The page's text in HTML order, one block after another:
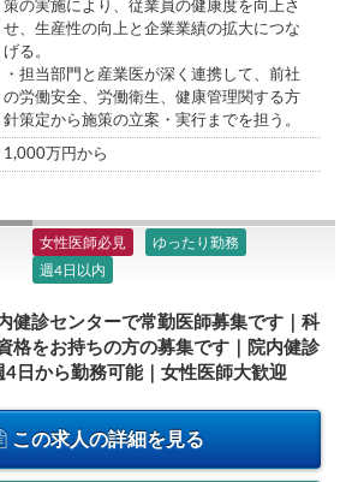
策の実施により、従業員の健康度を向上さ
せ、生産性の向上と企業業績の拡大につな
げる。
・担当部門と産業医が深く連携して、前社
の労働安全、労働衛生、健康管理関する方
針策定から施策の立案・実行までを担う。
1,000万円から
女性医師必見
ゆったり勤務
週4日以内
健診センターで常勤医師募集です｜科
格をお持ちの方の募集です｜院内健診
日から勤務可能｜女性医師大歓迎
この求人の詳細を見る